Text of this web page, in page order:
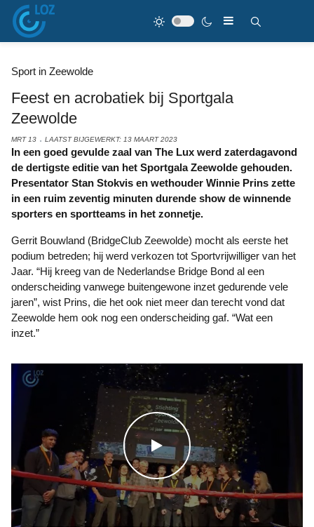
Sport in Zeewolde
Feest en acrobatiek bij Sportgala
Zeewolde
MRT 13 LAATST BIJGEWERKT: 13 MAART 2023
In een goed gevulde zaal van The Lux werd zaterdagavond
de dertigste editie van het Sportgala Zeewolde gehouden.
Presentator Stan Stokvis en wethouder Winnie Prins zette
in een ruim zeventig minuten durende show de winnende
sporters en sportteams in het zonnetje.
Gerrit Bouwland (BridgeClub Zeewolde) mocht als eerste het
podium betreden; hij werd verkozen tot Sportvrijwilliger van het
Jaar. “Hij kreeg van de Nederlandse Bridge Bond al een
onderscheiding vanwege buitengewone inzet gedurende vele
jaren”, wist Prins, die het ook niet meer dan terecht vond dat
Zeewolde hem ook nog een onderscheiding gaf. “Wat een
inzet.”
WATCH THE VIDEO